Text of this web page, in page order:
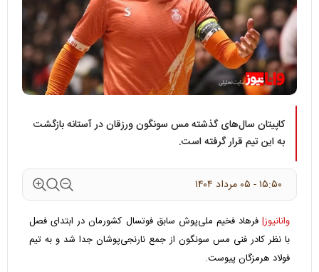
کاپیتان سال‌های گذشته مس سونگون ورزقان در آستانه بازگشت
به این تیم قرار گرفته است.
۱۵:۵۰ - ۰۵ مرداد ۱۴۰۴
وانانیوز| فرهاد فخیم ملی‌پوش سابق فوتسال کشورمان در ابتدای فصل
با نظر کادر فنی مس سونگون از جمع نارنجی‌پوشان جدا شد و به تیم
فولاد هرمزگان پیوست.